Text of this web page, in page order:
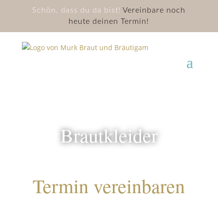
Schön, dass du da bist!Vereinbare noch
heute deinen Termin!
Brautkleider
Termin vereinbaren